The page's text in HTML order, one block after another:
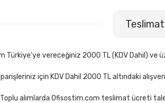
Sepete Ekle
Türkiye'ye vereceğiniz 2000 TL (KDV Dahil)
için KDV Dahil 2000 TL altındaki
Toplu alımlarda Ofisostim.com teslimat ücreti